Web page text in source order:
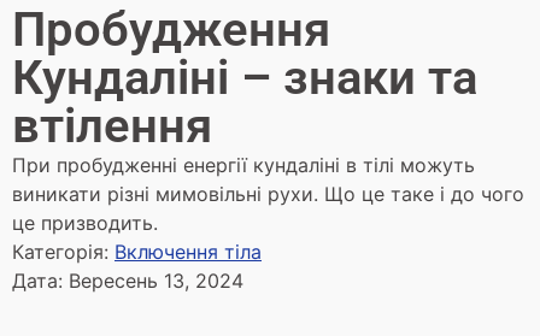
Пробудження
Кундаліні – знаки та
втілення
При пробудженні енергії кундаліні в тілі можуть
виникати різні мимовільні рухи. Що це таке і до чого
це призводить.
Категорія: Включення тіла
Дата: Вересень 13, 2024